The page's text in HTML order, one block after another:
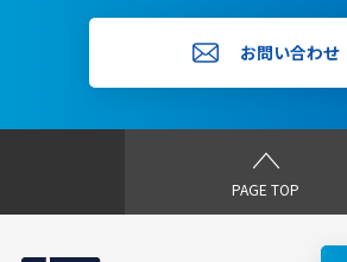
お問い合わせ
PAGE TOP